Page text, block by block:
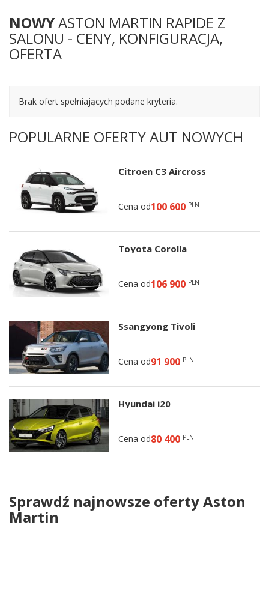
NOWYASTON MARTIN RAPIDE Z
SALONU - CENY, KONFIGURACJA,
OFERTA
Brak ofert spełniających podane kryteria.
POPULARNE OFERTY AUT NOWYCH
Citroen C3 Aircross
Cena od100 600 PLN
Toyota Corolla
Cena od106 900 PLN
Ssangyong Tivoli
Cena od91 900 PLN
Hyundai i20
Cena od80 400 PLN
Sprawdź najnowsze oferty Aston
Martin